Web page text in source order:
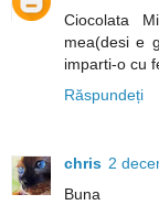
Ciocolata
mea(desi e
imparti-o cu
Răspundeți
chris 2
Buna